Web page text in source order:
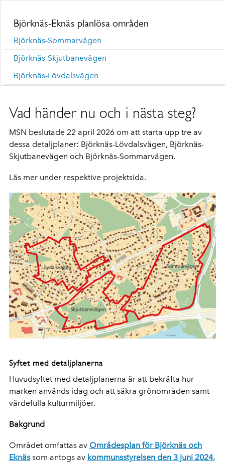
Björknäs-Eknäs planlösa områden
Björknäs-Sommarvägen
Björknäs-Skjutbanevägen
Björknäs-Lövdalsvägen
Vad händer nu och i nästa steg?
MSN beslutade 22 april 2026 om att starta upp tre av
dessa detaljplaner: Björknäs-Lövdalsvägen, Björknäs-
Skjutbanevägen och Björknäs-Sommarvägen.
Läs mer under respektive projektsida.
Syftet med detaljplanerna
Huvudsyftet med detaljplanerna är att bekräfta hur
marken används idag och att säkra grönområden samt
värdefulla kulturmiljöer.
Bakgrund
Området omfattas av Områdesplan för Björknäs och
Eknäs som antogs av kommunsstyrelsen den 3 juni 2024,